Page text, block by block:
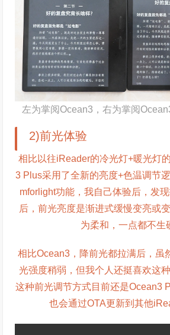
左为掌阅Ocean3，右为掌阅
2)前光体验
相比以往iReader的冷光灯+暖光灯
3 Plus采用了全新的亮度+色温调节
mforlight功能，我自己体验后，发
后，前光亮度是渐进式缓慢变亮或
为柔和，一点都不生
相比Ocean3，降前光都拉满后，虽
光强度稍弱，但我个人还挺喜欢这
这种前光调节方式目前还是Ocean3
也会通过OTA更新到其他